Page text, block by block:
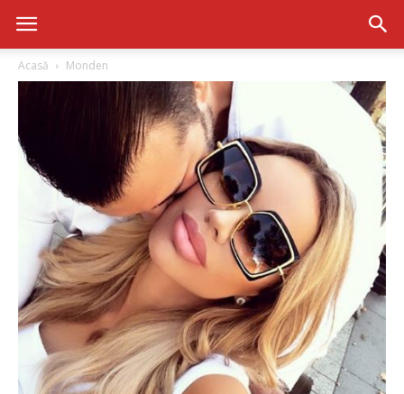
Acasă Monden